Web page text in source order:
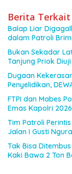
Berita Terkait
Balap Liar
dalam Patroli
Bukan Sekadar
Tanjung Priok
Dugaan
Penyelidikan,
FTPI dan Mabes
Emas Kapolri 2026
Tim Patroli
Jalan I Gusti
Tak Bisa
Kaki Bawa 2 Ton